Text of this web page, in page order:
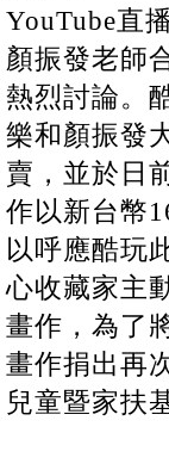
YouTube直
顏振發老師
熱烈討論。
樂和顏振發
賣，並於日
作以新台幣
以呼應酷玩
心收藏家主
畫作，為了
畫作捐出再
兒童暨家扶